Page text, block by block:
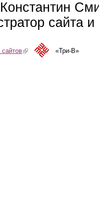
сайта
(link is external)«Три-В»